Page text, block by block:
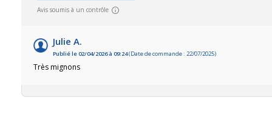
Avis soumis à un contrôle
Julie A.
Publié le 02/04/2026 à 09:24(Date de commande : 22/07/2025)
Très mignons